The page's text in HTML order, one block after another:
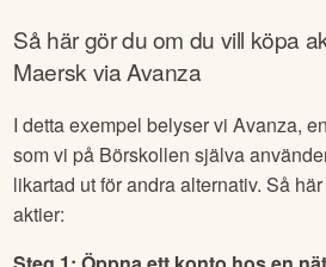
Så här gör du om du vill köpa
Maersk via Avanza
I detta exempel belyser vi Avanza,
som vi på Börskollen själva
likartad ut för andra alternativ. Så
aktier: